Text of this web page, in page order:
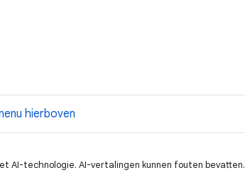
hierboven
AI-technologie. AI-vertalingen kunnen fouten bevatten.